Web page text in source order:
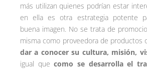
más utilizan quienes podrían estar
en ella es otra estrategia potente
buena imagen. No se trata de
misma como proveedora de productos
dar a conocer su cultura, misión,
igual que como se desarrolla el